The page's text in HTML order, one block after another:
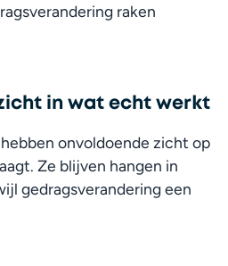
raken
in wat echt werkt
onvoldoende zicht op
Ze blijven hangen in
gedragsverandering een